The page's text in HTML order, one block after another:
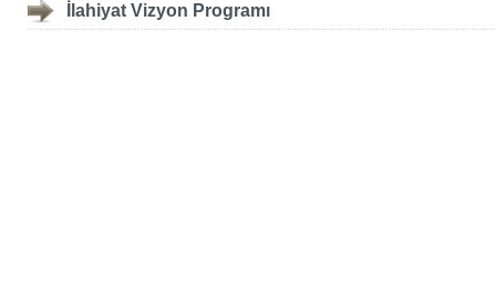
İlahiyat Vizyon Programı